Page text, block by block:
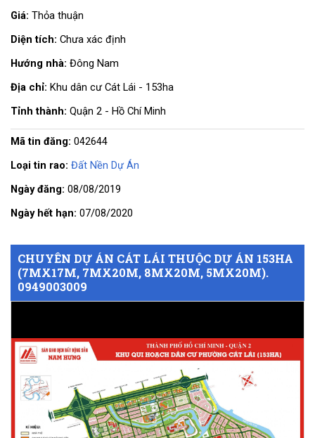
CHUYÊN DỰ ÁN CÁT LÁI THUỘC DỰ ÁN 153HA
(7MX17M, 7MX20M, 8MX20M, 5MX20M).
0949003009
Giá: Thỏa thuận
Diện tích: Chưa xác định
Hướng nhà: Đông Nam
Địa chỉ: Khu dân cư Cát Lái - 153ha
Tỉnh thành: Quận 2 - Hồ Chí Minh
Mã tin đăng: 042644
Loại tin rao: Đất Nền Dự Án
Ngày đăng: 08/08/2019
Ngày hết hạn: 07/08/2020